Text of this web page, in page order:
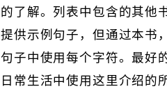
的了解。列表中包含的其他
提供示例句子，但通过本书
句子中使用每个字符。最好
日常生活中使用这里介绍的